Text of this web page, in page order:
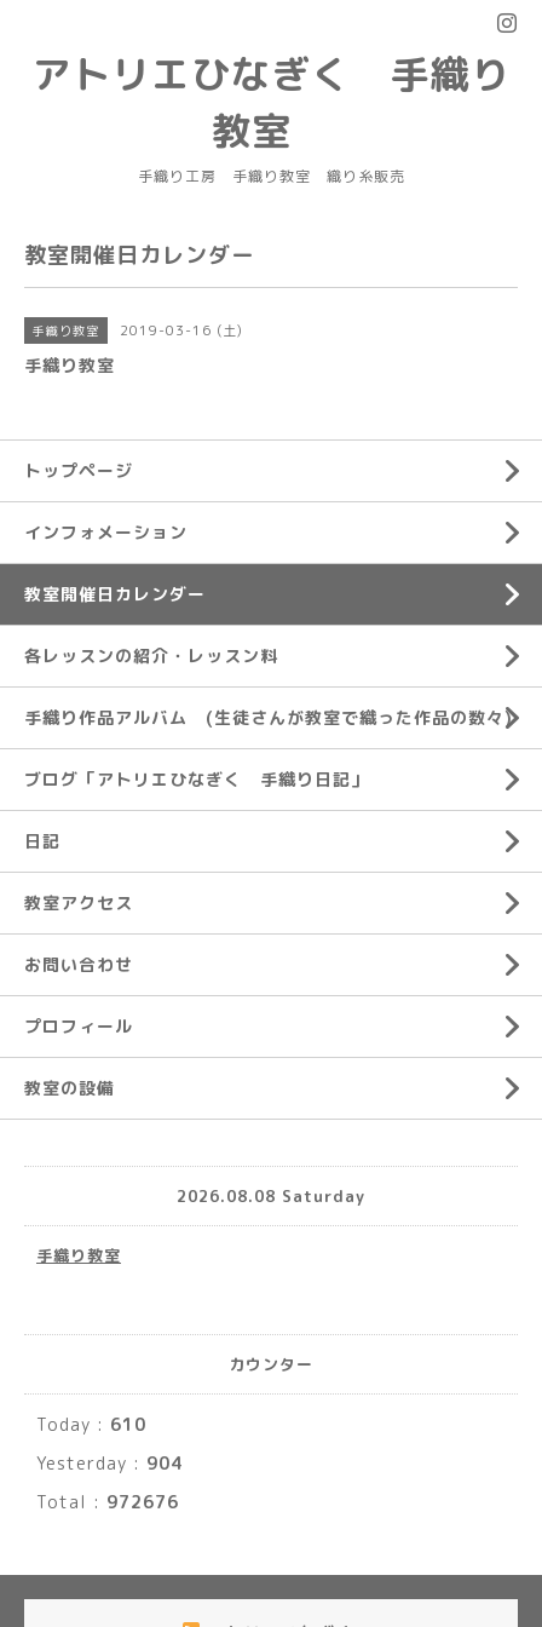
アトリエひなぎく 手織り
教室
手織り工房 手織り教室 織り糸販売
教室開催日カレンダー
手織り教室 2019-03-16 (土)
手織り教室
トップページ
インフォメーション
教室開催日カレンダー
各レッスンの紹介・レッスン料
手織り作品アルバム (生徒さんが教室で織った作品の数々)
ブログ「アトリエひなぎく 手織り日記」
日記
教室アクセス
お問い合わせ
プロフィール
教室の設備
2026.08.08 Saturday
手織り教室
カウンター
Today : 610
Yesterday : 904
Total : 972676